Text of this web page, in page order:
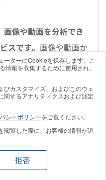
ーターにCookieを保存します。こ
報を収集するために使用され、
びカスタマイズ、およびこのウェ
関するアナリティクスおよび測定
シーポリシーをご覧ください。
閲覧した際に、お客様の情報が追
拒否
像や動画を分析でき
スです。 画像や動画か
・分類してラベリング
析情報を抽出して、
どを行うGoogleの画